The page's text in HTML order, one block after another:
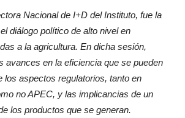
Nacional de I+D del Instituto, fue la
diálogo político de alto nivel en
a la agricultura. En dicha sesión,
avances en la eficiencia que se pueden
los aspectos regulatorios, tanto en
no APEC, y las implicancias de un
los productos que se generan.